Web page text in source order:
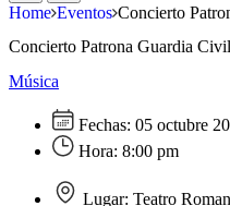
Home Eventos Concierto
Concierto Patrona Guardia Civil
Música
Fechas: 05 octubre
Hora: 8:00 pm
Lugar: Teatro